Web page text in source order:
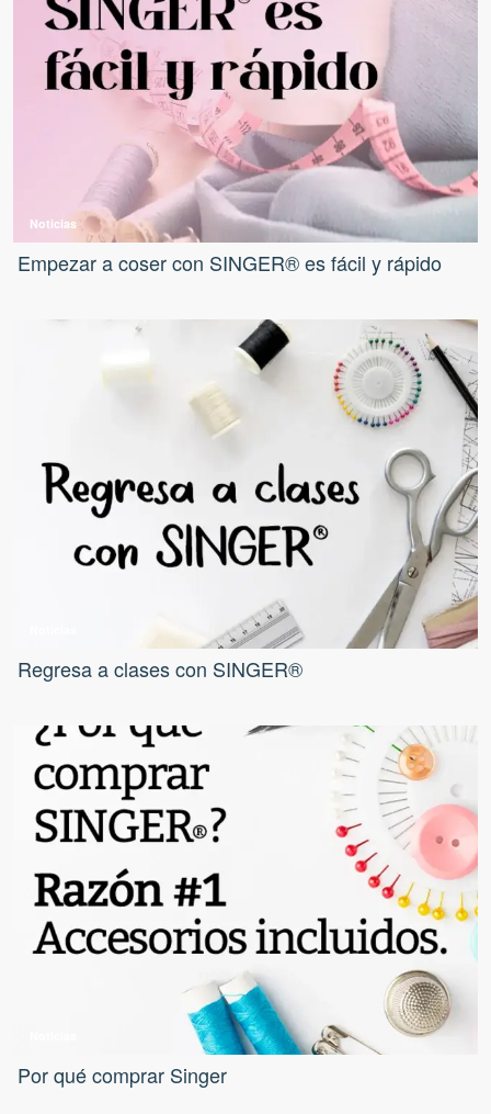
Noticias
Empezar a coser con SINGER® es fácil y rápido
Regresa a clases con SINGER®
Por qué comprar Singer